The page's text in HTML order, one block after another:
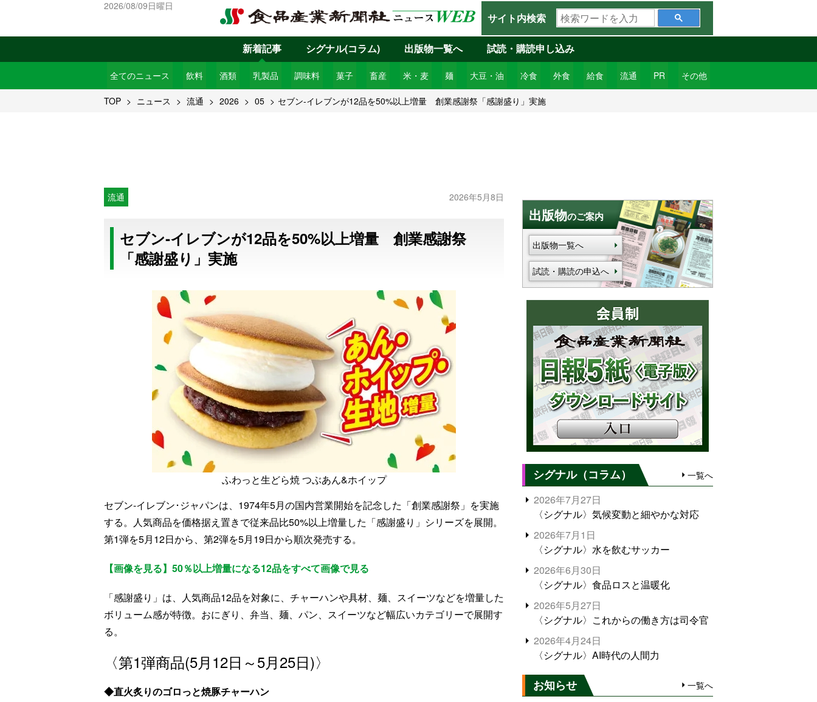
2026/08/09日曜日
サイト内検索
検
索
ワ
ー
ド
を
新着記事
全てのニュース 飲料 酒類 乳製品 調味料 菓子 畜産 米・麦 麺 大豆・油 冷食 外食 給食 流通 PR その他
シグナル(コラム) 出版物一覧へ 試読・購読申し込み
TOP ニュース 流通 2026 05 セブン‐イレブンが12品を50%以上増量 創業感謝祭「感謝盛り」実施
流通 2026年5月8日
セブン‐イレブンが12品を50%以上増量 創業感謝祭
「感謝盛り」実施
ふわっと生どら焼 つぶあん&ホイップ
セブン‐イレブン･ジャパンは、1974年5月の国内営業開始を記念した「創業感謝祭」を実施
する。人気商品を価格据え置きで従来品比50%以上増量した「感謝盛り」シリーズを展開。
第1弾を5月12日から、第2弾を5月19日から順次発売する。
【画像を見る】50％以上増量になる12品をすべて画像で見る
「感謝盛り」は、人気商品12品を対象に、チャーハンや具材、麺、スイーツなどを増量した
ボリューム感が特徴。おにぎり、弁当、麺、パン、スイーツなど幅広いカテゴリーで展開す
る。
〈第1弾商品(5月12日～5月25日)〉
◆直火炙りのゴロっと焼豚チャーハン
出版物のご案内
出版物一覧へ
試読・購読の申込へ
シグナル（コラム） 一覧へ
2026年7月27日
〈シグナル〉気候変動と細やかな対応
2026年7月1日
〈シグナル〉水を飲むサッカー
2026年6月30日
〈シグナル〉食品ロスと温暖化
2026年5月27日
〈シグナル〉これからの働き方は司令官
2026年4月24日
〈シグナル〉AI時代の人間力
お知らせ 一覧へ